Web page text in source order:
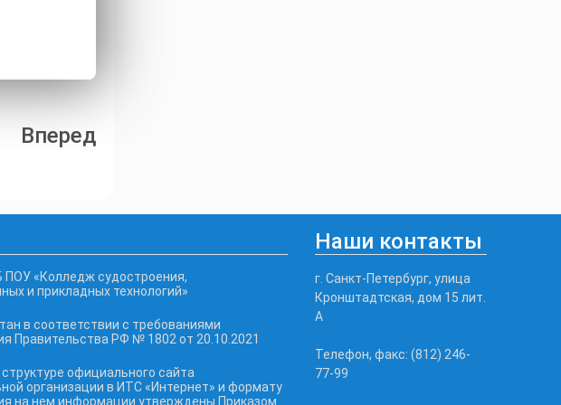
Вперед
ПОУ «Колледж судостроения,
и прикладных технологий»
в соответствии с требованиями
Правительства РФ № 1802 от 20.10.2021
официального сайта
организации в ИТС «Интернет» и формату
на нем информации утверждены Приказом
Наши контакты
г. Санкт-Петербург, улица
Кронштадтская, дом 15 лит.
А
Телефон, факс: (812) 246-
77-99